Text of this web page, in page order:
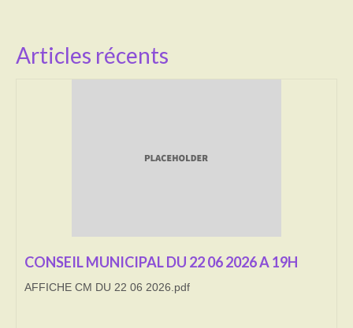
CONSEILLER NUMERIQUE
Cimetière
Articles récents
CONSEIL MUNICIPAL DU 22 06 2026 A 19H
AFFICHE CM DU 22 06 2026.pdf